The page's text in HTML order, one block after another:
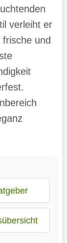
verleiht er
und